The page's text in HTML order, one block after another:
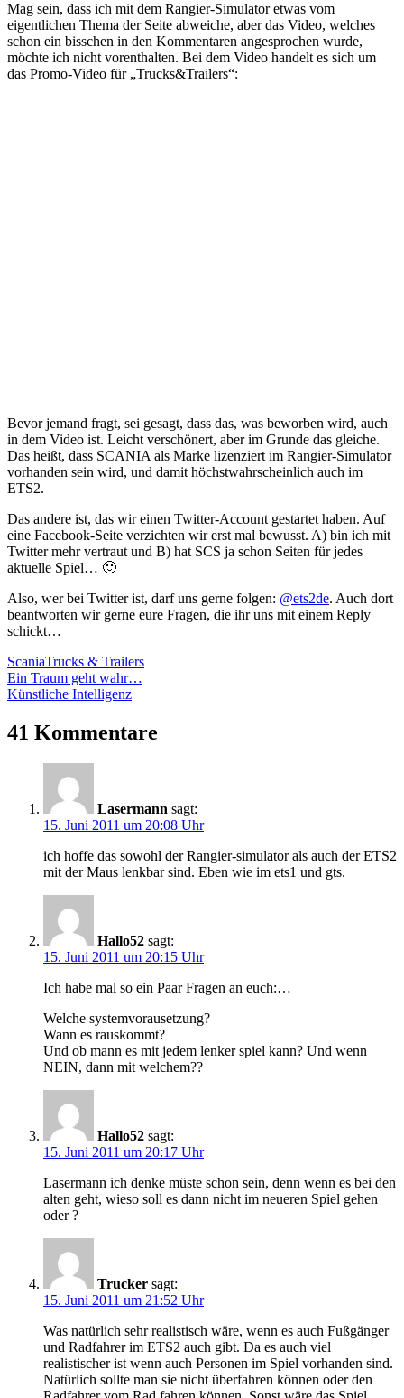
Mag sein, dass ich mit dem Rangier-Simulator etwas vom
eigentlichen Thema der Seite abweiche, aber das Video, welches
schon ein bisschen in den Kommentaren angesprochen wurde,
möchte ich nicht vorenthalten. Bei dem Video handelt es sich um
das Promo-Video für „Trucks&Trailers“:
Bevor jemand fragt, sei gesagt, dass das, was beworben wird, auch
in dem Video ist. Leicht verschönert, aber im Grunde das gleiche.
Das heißt, dass SCANIA als Marke lizenziert im Rangier-Simulator
vorhanden sein wird, und damit höchstwahrscheinlich auch im
ETS2.
Das andere ist, das wir einen Twitter-Account gestartet haben. Auf
eine Facebook-Seite verzichten wir erst mal bewusst. A) bin ich mit
Twitter mehr vertraut und B) hat SCS ja schon Seiten für jedes
aktuelle Spiel… 🙂
Also, wer bei Twitter ist, darf uns gerne folgen: @ets2de. Auch dort
beantworten wir gerne eure Fragen, die ihr uns mit einem Reply
schickt…
ScaniaTrucks & Trailers
Beitrags-
Navigation
Vorheriger
Beitrag:
Ein Traum geht wahr…
Nächster
Künstliche Intelligenz
41 Kommentare
Lasermann sagt:
15. Juni 2011 um 20:08 Uhr
ich hoffe das sowohl der Rangier-simulator als auch der ETS2
mit der Maus lenkbar sind. Eben wie im ets1 und gts.
Hallo52 sagt:
15. Juni 2011 um 20:15 Uhr
Ich habe mal so ein Paar Fragen an euch:…
Welche systemvorausetzung?
Wann es rauskommt?
Und ob mann es mit jedem lenker spiel kann? Und wenn
NEIN, dann mit welchem??
Hallo52 sagt:
15. Juni 2011 um 20:17 Uhr
Lasermann ich denke müste schon sein, denn wenn es bei den
alten geht, wieso soll es dann nicht im neueren Spiel gehen
oder ?
Trucker sagt:
15. Juni 2011 um 21:52 Uhr
Was natürlich sehr realistisch wäre, wenn es auch Fußgänger
und Radfahrer im ETS2 auch gibt. Da es auch viel
realistischer ist wenn auch Personen im Spiel vorhanden sind.
Natürlich sollte man sie nicht überfahren können oder den